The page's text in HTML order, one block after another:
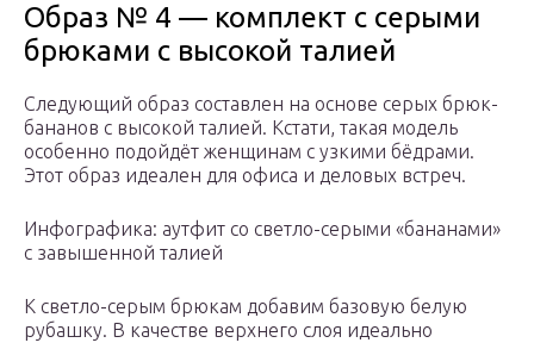
Образ № 4 — комплект с серыми
брюками с высокой талией
Следующий образ составлен на основе серых брюк-
бананов с высокой талией. Кстати, такая модель
особенно подойдёт женщинам с узкими бёдрами.
Этот образ идеален для офиса и деловых встреч.
Инфографика: аутфит со светло-серыми «бананами»
с завышенной талией
К светло-серым брюкам добавим базовую белую
рубашку. В качестве верхнего слоя идеально